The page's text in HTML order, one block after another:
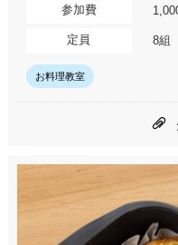
参加費
定員 8組
お料理教室